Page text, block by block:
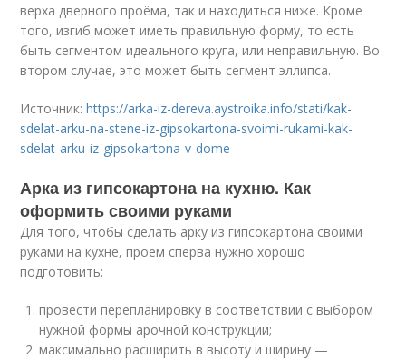
верха дверного проёма, так и находиться ниже. Кроме
того, изгиб может иметь правильную форму, то есть
быть сегментом идеального круга, или неправильную. Во
втором случае, это может быть сегмент эллипса.
Источник:https://arka-iz-dereva.aystroika.info/stati/kak-
sdelat-arku-na-stene-iz-gipsokartona-svoimi-rukami-kak-
sdelat-arku-iz-gipsokartona-v-dome
Арка из гипсокартона на кухню. Как
оформить своими руками
Для того, чтобы сделать арку из гипсокартона своими
руками на кухне, проем сперва нужно хорошо
подготовить:
провести перепланировку в соответствии с выбором
нужной формы арочной конструкции;
максимально расширить в высоту и ширину —